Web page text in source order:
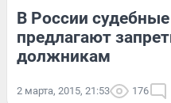
В России
предлагают
должникам
2 марта, 2015, 21:53 176